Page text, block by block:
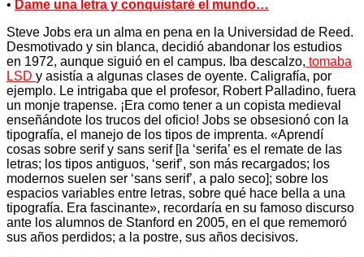
• Dame una letra y conquistaré el mundo…
Steve Jobs era un alma en pena en la Universidad de Reed.
Desmotivado y sin blanca, decidió abandonar los estudios
en 1972, aunque siguió en el campus. Iba descalzo, tomaba
LSD y asistía a algunas clases de oyente. Caligrafía, por
ejemplo. Le intrigaba que el profesor, Robert Palladino, fuera
un monje trapense. ¡Era como tener a un copista medieval
enseñándote los trucos del oficio! Jobs se obsesionó con la
tipografía, el manejo de los tipos de imprenta. «Aprendí
cosas sobre serif y sans serif [la ‘serifa’ es el remate de las
letras; los tipos antiguos, ‘serif’, son más recargados; los
modernos suelen ser ‘sans serif’, a palo seco]; sobre los
espacios variables entre letras, sobre qué hace bella a una
tipografía. Era fascinante», recordaría en su famoso discurso
ante los alumnos de Stanford en 2005, en el que rememoró
sus años perdidos; a la postre, sus años decisivos.